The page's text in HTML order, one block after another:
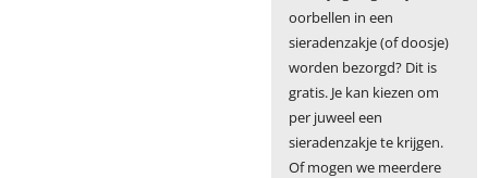
oorbellen in een
sieradenzakje (of doosje)
worden bezorgd? Dit is
gratis. Je kan kiezen om
per juweel een
sieradenzakje te krijgen.
Of mogen we meerdere